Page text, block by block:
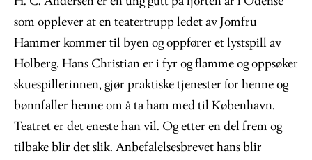
som opplever at en teatertrupp ledet av Jomfru
Hammer kommer til byen og oppfører et lystspill av
Holberg. Hans Christian er i fyr og flamme og oppsøker
skuespillerinnen, gjør praktiske tjenester for henne og
bønnfaller henne om å ta ham med til København.
Teatret er det eneste han vil. Og etter en del frem og
tilbake blir det slik. Anbefalelsesbrevet hans blir